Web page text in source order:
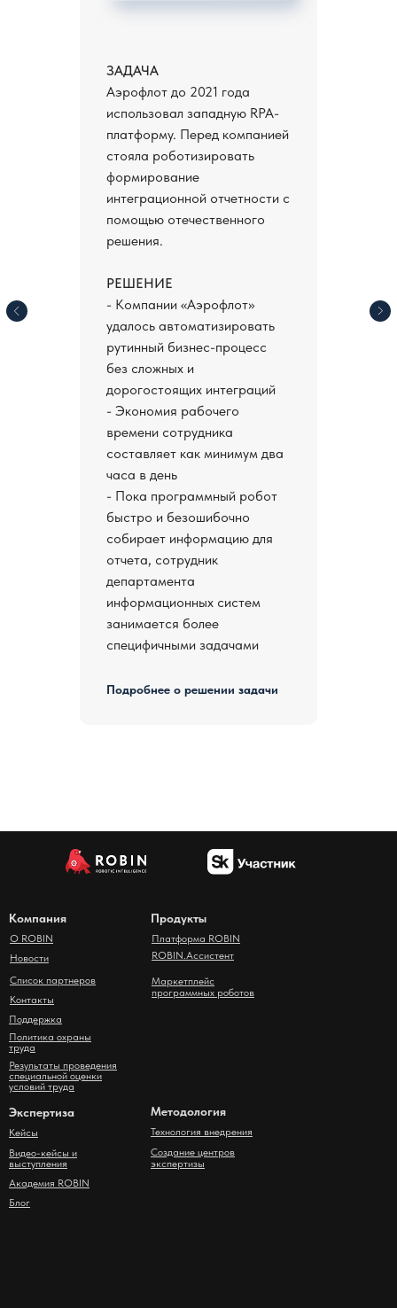
ЗАДАЧА
Аэрофлот до 2021 года
использовал западную RPA-
платформу. Перед компанией
стояла роботизировать
формирование
интеграционной отчетности с
помощью отечественного
решения.
РЕШЕНИЕ
- Компании «Аэрофлот»
удалось автоматизировать
рутинный бизнес-процесс
без сложных и
дорогостоящих интеграций
- Экономия рабочего
времени сотрудника
составляет как минимум два
часа в день
- Пока программный робот
быстро и безошибочно
собирает информацию для
отчета, сотрудник
департамента
информационных систем
занимается более
специфичными задачами
Подробнее о решении задачи
Компания
О ROBIN
Новости
Контакты
Список партнеров
Экспертиза
Кейсы
Видео-кейсы и
выступления
Блог
Академия ROBIN
Методология
Создание центров
экспертизы
Технология внедрения
Продукты
Платформа ROBIN
Поддержка
Маркетплейс
программных роботов
Политика охраны
труда
Результаты проведения
специальной оценки
условий труда
ROBIN.Ассистент